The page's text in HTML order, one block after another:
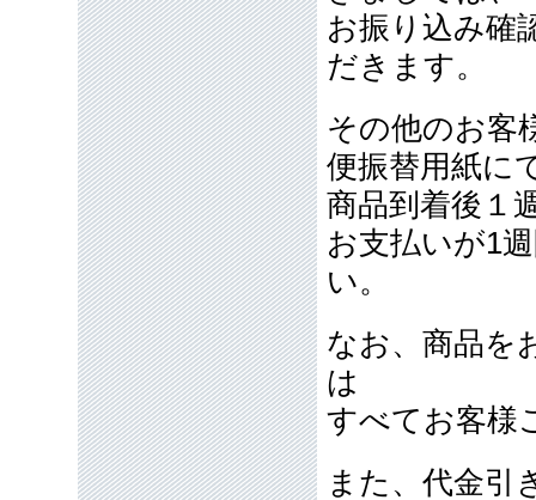
お振り込み確
だきます。
その他のお客
便振替用紙に
商品到着後１
お支払いが1
い。
なお、商品を
は
すべてお客様
また、代金引